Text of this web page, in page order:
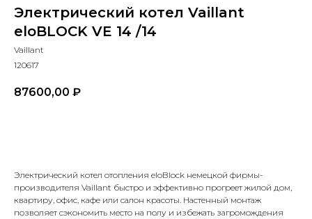
Электрический котел Vaillant
eloBLOCK VE 14 /14
Vaillant
120617
87600,00 ₽
Электрический котел отопления eloBlock немецкой фирмы-
производителя Vaillant быстро и эффективно прогреет жилой дом,
квартиру, офис, кафе или салон красоты. Настенный монтаж
позволяет сэкономить место на полу и избежать загромождения